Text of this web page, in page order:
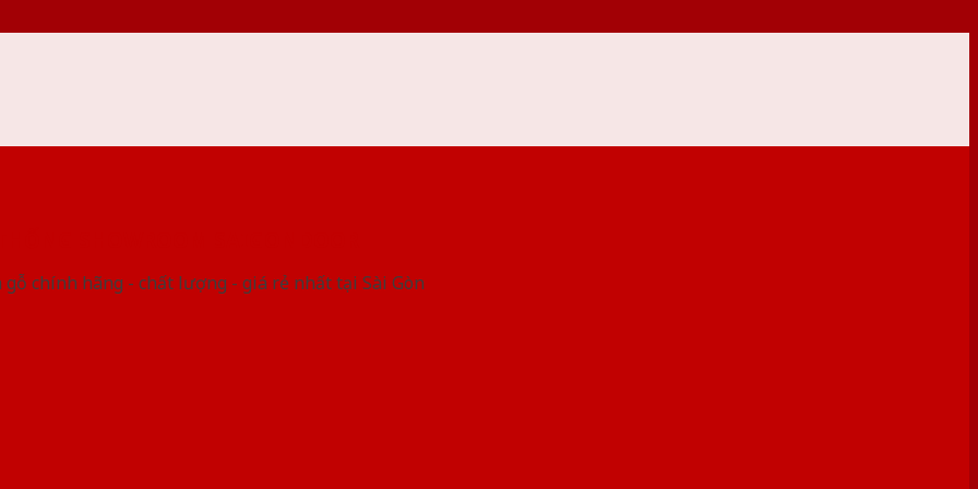
gỗ chính hãng - chất lượng - giá rẻ nhất tại Sài Gòn